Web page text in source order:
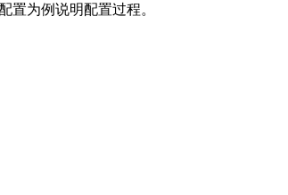
置为例说明配置过程。